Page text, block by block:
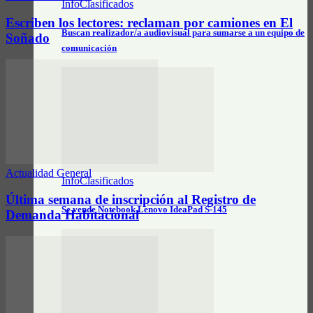
InfoClasificados
Buscan realizador/a audiovisual para sumarse a un equipo de
comunicación
InfoClasificados
Se vende Notebook Lenovo IdeaPad S-145
Escriben los lectores: reclaman por camiones en El
Soñado
Actualidad General
Última semana de inscripción al Registro de
Demanda Habitacional